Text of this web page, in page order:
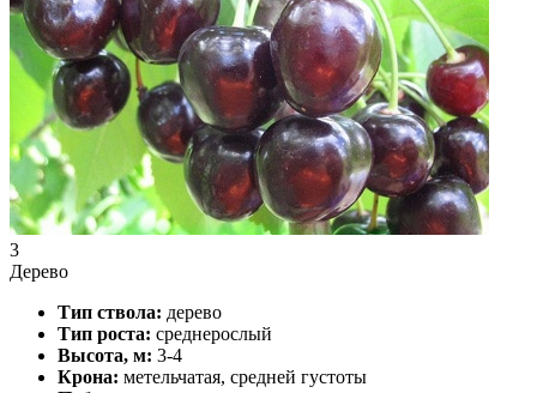
3
Дерево
Тип ствола: дерево
Тип роста: среднерослый
Высота, м: 3-4
Крона: метельчатая, средней густоты